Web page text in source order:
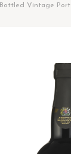
Vintage Port